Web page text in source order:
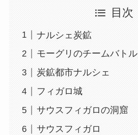
目次
ナルシェ炭鉱
モーグリのチームバトル
炭鉱都市ナルシェ
フィガロ城
サウスフィガロの洞窟
サウスフィガロ